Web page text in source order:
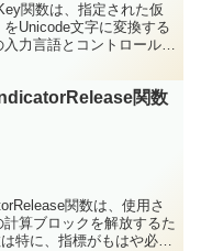
関数は、指定された仮
Unicode文字に変換する
力言語とコントロールキ
関数
関数は、使用さ
算ブロックを解放するた
特に、指標がもはや必要